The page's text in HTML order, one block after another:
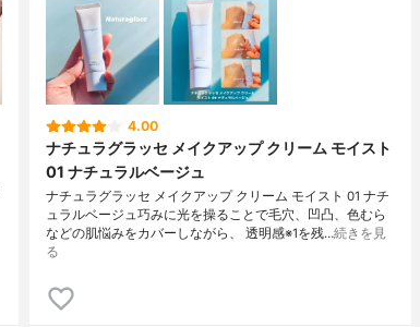
4.00
ナチュラグラッセ メイクアップ クリーム モイスト
01 ナチュラルベージュ
ナチュラグラッセ メイクアップ クリーム モイスト 01 ナチ
ュラルベージュ巧みに光を操ることで毛穴、凹凸、色むら
などの肌悩みをカバーしながら、 透明感※1を残…続きを見
る